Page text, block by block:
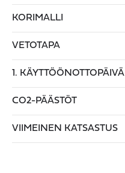
KORIMALLI
VETOTAPA
1. KÄYTTÖÖNOTTOPÄIVÄ
CO2-PÄÄSTÖT
VIIMEINEN KATSASTUS